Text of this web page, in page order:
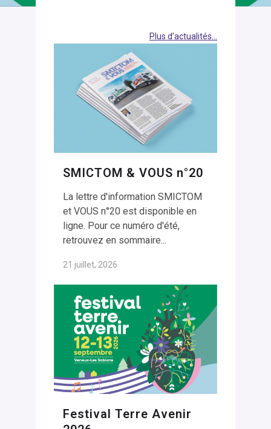
Plus d’actualités…
SMICTOM & VOUS n°20
La lettre d'information SMICTOM
et VOUS n°20 est disponible en
ligne. Pour ce numéro d'été,
retrouvez en sommaire...
21 juillet, 2026
Festival Terre Avenir